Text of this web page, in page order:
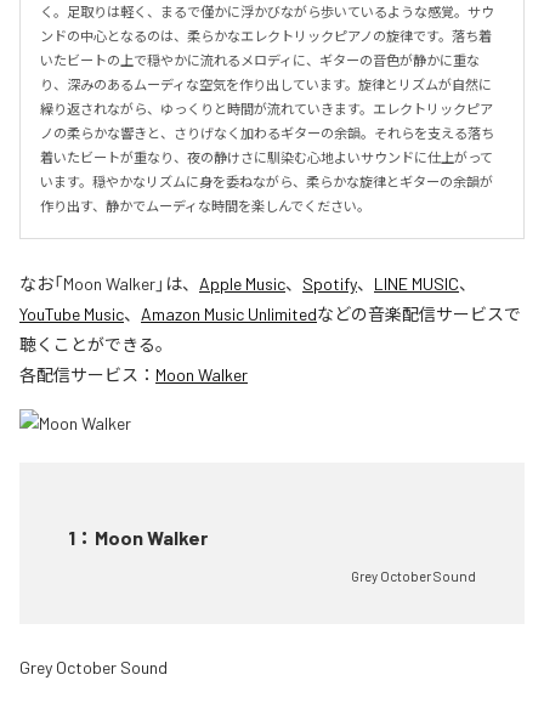
く。足取りは軽く、まるで僅かに浮かびながら歩いているような感覚。サウ
ンドの中心となるのは、柔らかなエレクトリックピアノの旋律です。落ち着
いたビートの上で穏やかに流れるメロディに、ギターの音色が静かに重な
り、深みのあるムーディな空気を作り出しています。旋律とリズムが自然に
繰り返されながら、ゆっくりと時間が流れていきます。エレクトリックピア
ノの柔らかな響きと、さりげなく加わるギターの余韻。それらを支える落ち
着いたビートが重なり、夜の静けさに馴染む心地よいサウンドに仕上がって
います。穏やかなリズムに身を委ねながら、柔らかな旋律とギターの余韻が
作り出す、静かでムーディな時間を楽しんでください。
なお「Moon Walker」は、 Apple Music、 Spotify、 LINE MUSIC、
YouTube Music、 Amazon Music Unlimitedなどの音楽配信サービスで
聴くことができる。
各配信サービス： Moon Walker
1 ： Moon Walker
Grey October Sound
Grey October Sound